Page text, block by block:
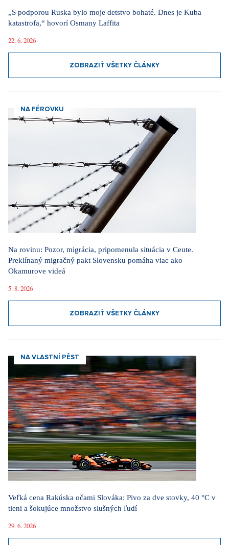
„S podporou Ruska bylo moje detstvo bohaté. Dnes je Kuba
katastrofa,“ hovorí Osmany Laffita
22. 6. 2026
ZOBRAZIŤ VŠETKY ČLÁNKY
NA FÉROVKU
Na rovinu: Pozor, migrácia, pripomenula situácia v Ceute.
Preklínaný migračný pakt Slovensku pomáha viac ako
Okamurove videá
5. 8. 2026
ZOBRAZIŤ VŠETKY ČLÁNKY
NA VLASTNÍ PĚST
Veľká cena Rakúska očami Slováka: Pivo za dve stovky, 40 °C v
tieni a šokujúce množstvo slušných ľudí
29. 6. 2026